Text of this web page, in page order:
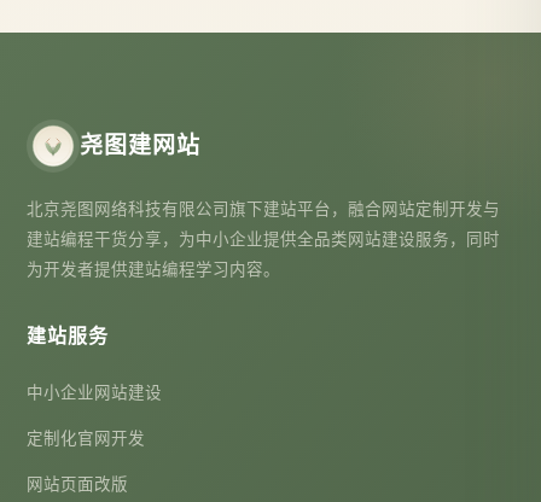
尧图建网站
北京尧图网络科技有限公司旗下建站平台，融合网站定制开发与
建站编程干货分享，为中小企业提供全品类网站建设服务，同时
为开发者提供建站编程学习内容。
建站服务
中小企业网站建设
定制化官网开发
网站页面改版